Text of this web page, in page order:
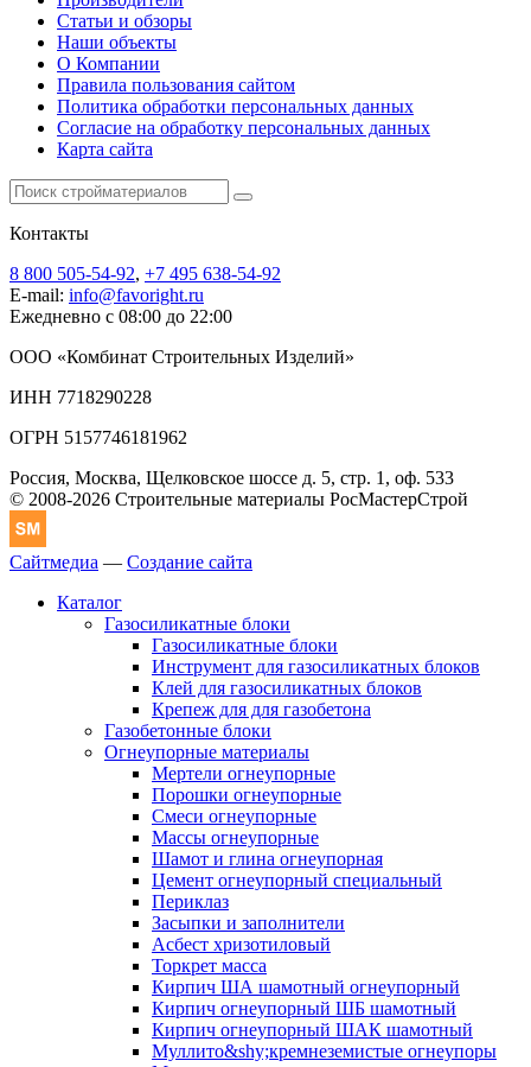
Статьи и обзоры
Наши объекты
О Компании
Правила пользования сайтом
Политика обработки персональных данных
Согласие на обработку персональных данных
Карта сайта
Контакты
8 800 505-54-92, +7 495 638-54-92
E-mail: info@favoright.ru
Ежедневно с 08:00 до 22:00
ООО «Комбинат Строительных Изделий»
ИНН 7718290228
ОГРН 5157746181962
Россия, Москва, Щелковское шоссе д. 5, стр. 1, оф. 533
© 2008-2026 Строительные материалы РосМастерСтрой
Сайтмедиа — Создание сайта
Каталог
Газосиликатные блоки
Газосиликатные блоки
Инструмент для газосиликатных блоков
Клей для газосиликатных блоков
Крепеж для для газобетона
Газобетонные блоки
Огнеупорные материалы
Мертели огнеупорные
Порошки огнеупорные
Смеси огнеупорные
Массы огнеупорные
Шамот и глина огнеупорная
Цемент огнеупорный специальный
Периклаз
Засыпки и заполнители
Асбест хризотиловый
Торкрет масса
Кирпич ША шамотный огнеупорный
Кирпич огнеупорный ШБ шамотный
Кирпич огнеупорный ШАК шамотный
Муллито&shy;­кремнеземистые огнеупоры